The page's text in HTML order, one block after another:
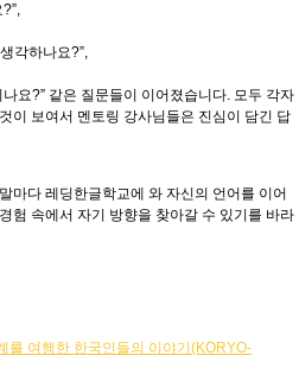
각하나요?”,
요?” 같은 질문들이 이어졌습니다. 모두 각자
이 보여서 멘토링 강사님들은 진심이 담긴 답
마다 레딩한글학교에 와 자신의 언어를 이어
험 속에서 자기 방향을 찾아갈 수 있기를 바라
를 여행한 한국인들의 이야기(KORYO-